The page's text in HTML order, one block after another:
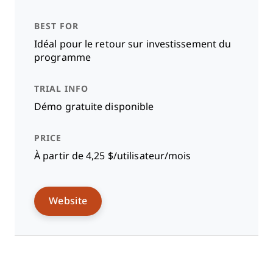
Idéal pour le retour sur investissement du
programme
Démo gratuite disponible
À partir de 4,25 $/utilisateur/mois
Website